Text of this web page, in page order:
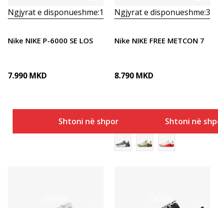
Ngjyrat e disponueshme:1
Nike NIKE P-6000 SE LOS
7.990 MKD
Shtoni në shportë
Ngjyrat e disponueshme:3
Nike NIKE FREE METCON 7
8.790 MKD
Shtoni në